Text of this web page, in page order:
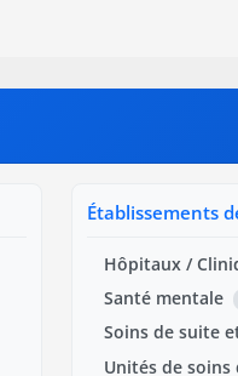
Établissements
Hôpitaux /
Santé mentale
Soins de suite
Unités de soins